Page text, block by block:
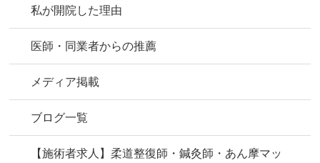
私が開院した理由
医師・同業者からの推薦
メディア掲載
ブログ一覧
【施術者求人】柔道整復師・鍼灸師・あん摩マッ